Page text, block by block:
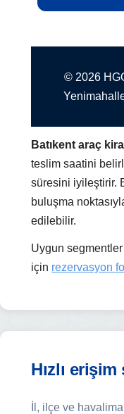
© 2026
Batıkent araç
teslim saatini
süresini iyileştirir.
buluşma
edilebilir.
Uygun
için rezervasyon
Hızlı erişim
İl, ilçe ve